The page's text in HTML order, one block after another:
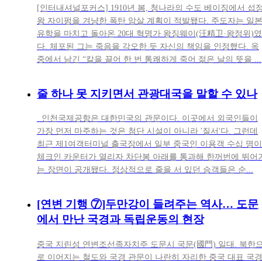
[인터내셔널포커스] 1910년 봄, 청나라의 수도 베이징에서 섭
왕 자이펑을 겨냥한 폭탄 암살 계획이 적발됐다. 주도자는 일본
유학을 마치고 돌아온 20대 혁명가 왕징웨이(汪精卫·왕정위)였
다. 체포된 그는 죽음을 각오한 듯 자신의 책임을 인정했다. 옥
중에서 남긴 “칼을 끌어 한 번 통쾌하게 죽어 젊은 날의 뜻을 ...
줄 하나 못 지키면서 관광대국을 말할 수 있나
인천국제공항은 대한민국의 관문이다. 이곳에서 외국인들이
가장 먼저 마주하는 것은 첨단 시설이 아니라 '질서'다. 그런데
최근 제1여객터미널 출국장에서 일부 중국인 이용객 수십 명이
체크인 카운터가 열리자 차단봉 아래를 통과해 한꺼번에 뛰어
는 장면이 공개됐다. 정상적으로 줄을 서 있던 승객들은 순...
[연변 기행 ⑦]두만강이 들려주는 역사… 도문
에서 만난 국경과 독립운동의 현장
중국 지린성 연변조선족자치주 도문시 국문(國門) 일대. 북한
로 이어지는 철도와 국경 관문이 나란히 자리한 중국 대표 국경